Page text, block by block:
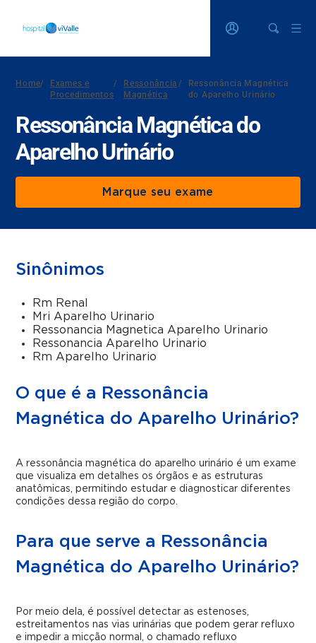
Home/
Exames e
Procedimentos
/
Ressonância
Magnética
/
Ressonância Magnética
do Aparelho Urinário
Ressonância Magnética do
Aparelho Urinário
Marque seu exame
Sinônimos
Rm Renal
Mri Aparelho Urinario
Ressonancia Magnetica Aparelho Urinario
Ressonancia Aparelho Urinario
Rm Aparelho Urinario
O que é a Ressonância
Magnética do Aparelho Urinário?
A ressonância magnética do aparelho urinário é um exame
que visualiza em detalhes os órgãos e as estruturas
anatômicas, permitindo estudar e diagnosticar diferentes
condições dessa região do corpo.
Para que serve a Ressonância
Magnética do Aparelho Urinário?
Por meio dela, é possível detectar as estenoses,
estreitamentos nas vias urinárias que podem gerar refluxo
e impedir a micção normal, o chamado refluxo